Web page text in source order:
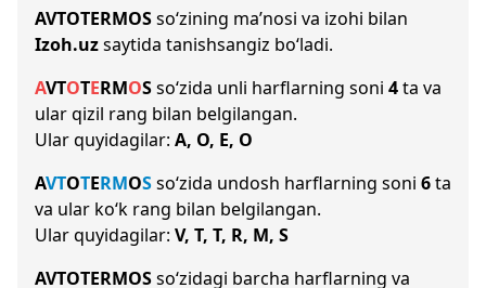
AVTOTERMOSso‘zining ma’nosi va izohi bilan
Izoh.uzsaytida tanishsangiz bo‘ladi.
AVTOTERMOSso‘zida unli harflarning soni 4ta va
ular qizil rang bilan belgilangan.
Ular quyidagilar: A, O, E, O
AVTOTERMOSso‘zida undosh harflarning soni 6ta
va ular ko‘k rang bilan belgilangan.
Ular quyidagilar: V, T, T, R, M, S
AVTOTERMOSso‘zidagi barcha harflarning va